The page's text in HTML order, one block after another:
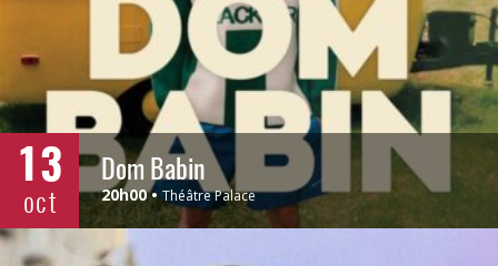
13
oct
Dom Babin
20h00 Théâtre Palace